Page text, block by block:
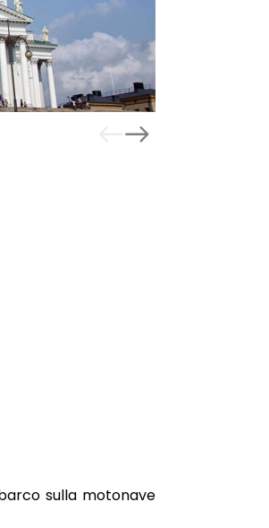
sulla motonave